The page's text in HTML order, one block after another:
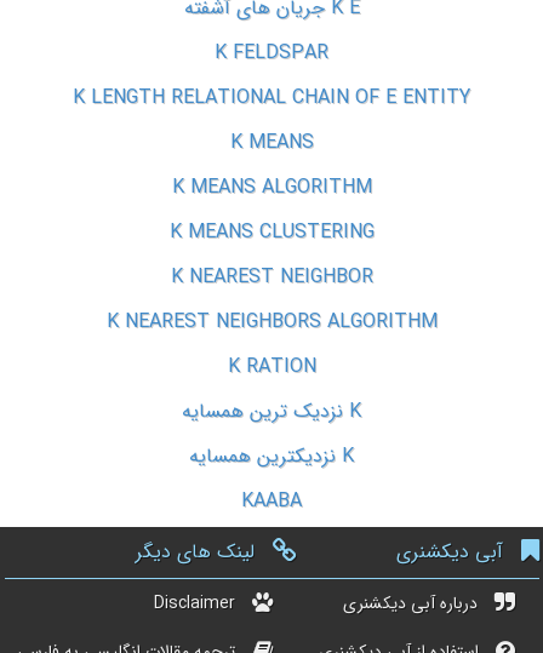
K E جریان های آشفته
K FELDSPAR
K LENGTH RELATIONAL CHAIN OF E ENTITY
K MEANS
K MEANS ALGORITHM
K MEANS CLUSTERING
K NEAREST NEIGHBOR
K NEAREST NEIGHBORS ALGORITHM
K RATION
K نزدیک ترین همسایه
K نزدیکترین همسایه
KAABA
آبی دیکشنری
درباره آبی دیکشنری
لینک های دیگر
Disclaimer